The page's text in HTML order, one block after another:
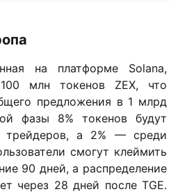
на платформе Solana,
млн токенов ZEX, что
предложения в 1 млрд
фазы 8% токенов будут
трейдеров, а 2% — среди
смогут клеймить
90 дней, а распределение
через 28 дней после TGE.